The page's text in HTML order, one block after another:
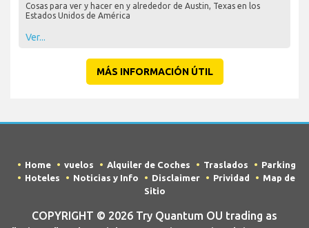
Cosas para ver y hacer en y alrededor de Austin, Texas en los
Estados Unidos de América
Ver...
MÁS INFORMACIÓN ÚTIL
Home vuelos Alquiler de Coches Traslados
Parking
Hoteles
Noticias y Info Disclaimer Prividad
Map de
Sitio
COPYRIGHT © 2026 Try Quantum OU trading as